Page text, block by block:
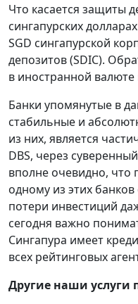
Что касается защиты
сингапурских
SGD сингапурской
депозитов (SDIC).
в иностранной валюте
Банки упомянутые в
стабильные и
из них, является
DBS, через
вполне очевидно, что
одному из этих
потери инвестиций
сегодня важно
Сингапура имеет
всех рейтинговых
Другие наши услуги